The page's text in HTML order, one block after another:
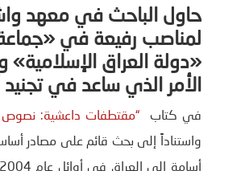
حاول الباحث في معهد
لمناصب رفيعة في
«دولة العراق الإسلامية»
الأمر الذي ساعد في تجنيد
في كتاب “مقتطفات داعشية: نصوص
واستناداً إلى بحث قائم على مصادر